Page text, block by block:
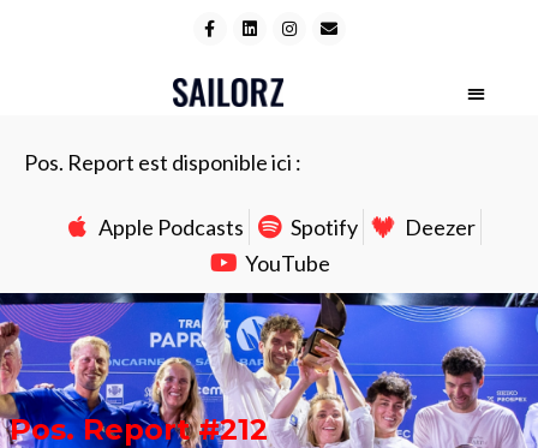
Pos. Report est disponible ici :
Apple Podcasts Spotify
Deezer
YouTube
Pos. Report #212